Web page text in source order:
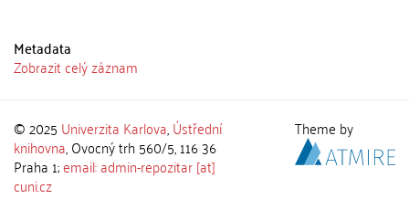
Metadata
Zobrazit celý záznam
© 2025 Univerzita Karlova,Ústřední
knihovna, Ovocný trh 560/5, 116 36
Praha 1;email: admin-repozitar [at]
cuni.cz
Theme by